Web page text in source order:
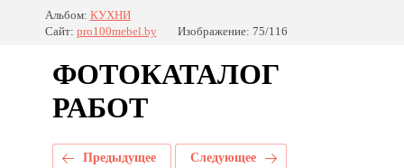
Альбом: КУХНИ
Сайт: pro100mebel.by Изображение: 75/116
ФОТОКАТАЛОГ
РАБОТ
Предыдущее Следующее